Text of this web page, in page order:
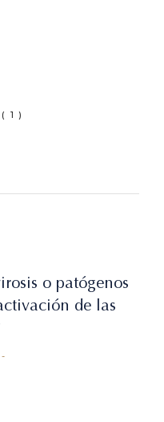
(1)
o patógenos
de las